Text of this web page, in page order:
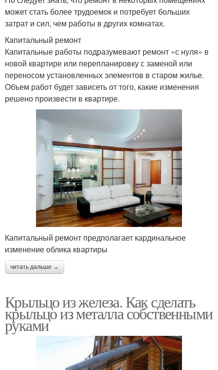
может стать более трудоемок и потребует больших
затрат и сил, чем работы в других комнатах.
Капитальный ремонт
Капитальные работы подразумевают ремонт «с нуля» в
новой квартире или перепланировку с заменой или
переносом установленных элементов в старом жилье.
Объем работ будет зависеть от того, какие изменения
решено произвести в квартире.
Капитальный ремонт предполагает кардинальное
изменение облика квартиры
читать дальше →
Крыльцо из железа. Как сделать
крыльцо из металла собственными
руками